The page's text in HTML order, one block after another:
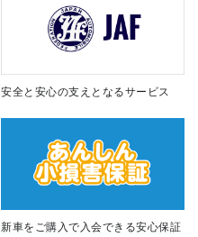
安全と安心の支えとなるサービス
新車をご購入で入会できる安心保証